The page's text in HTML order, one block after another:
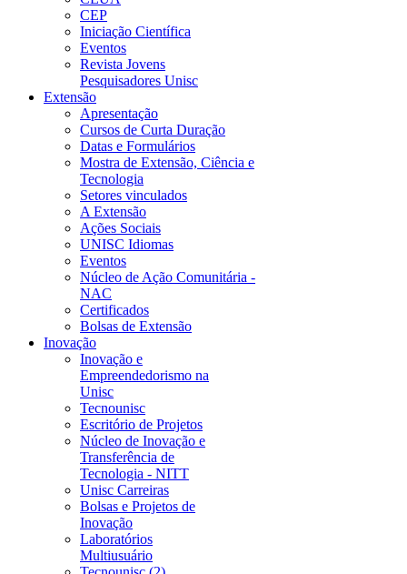
CEP
Iniciação Científica
Eventos
Revista Jovens
Pesquisadores Unisc
Extensão
Apresentação
Cursos de Curta Duração
Datas e Formulários
Mostra de Extensão, Ciência e
Tecnologia
Setores vinculados
A Extensão
Ações Sociais
UNISC Idiomas
Eventos
Núcleo de Ação Comunitária -
NAC
Certificados
Bolsas de Extensão
Inovação
Inovação e
Empreendedorismo na
Unisc
Tecnounisc
Escritório de Projetos
Núcleo de Inovação e
Transferência de
Tecnologia - NITT
Unisc Carreiras
Bolsas e Projetos de
Inovação
Laboratórios
Multiusuário